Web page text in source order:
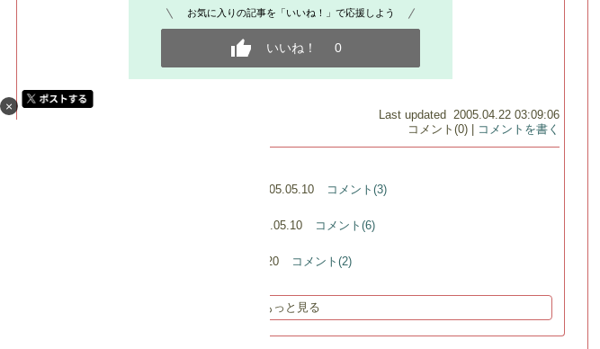
お気に入りの記事を「いいね！」で応援しよう
いいね！ 0
Last updated 2005.04.22 03:09:06
コメント(0) |
コメントを書く
2005.05.10 コメント(3)
2005.05.10 コメント(6)
2005.04.20 コメント(2)
もっと見る
×